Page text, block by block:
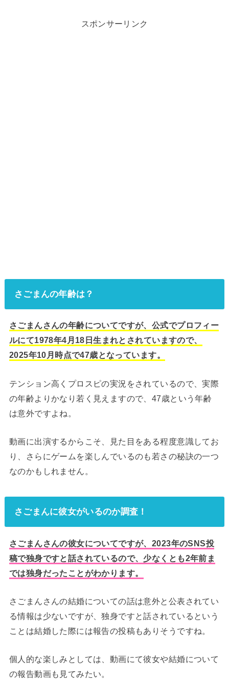
スポンサーリンク
さごまんの年齢は？
さごまんさんの年齢についてですが、公式でプロフィー
ルにて1978年4月18日生まれとされていますので、
2025年10月時点で47歳となっています。
テンション高くプロスピの実況をされているので、実際
の年齢よりかなり若く見えますので、47歳という年齢
は意外ですよね。
動画に出演するからこそ、見た目をある程度意識してお
り、さらにゲームを楽しんでいるのも若さの秘訣の一つ
なのかもしれません。
さごまんに彼女がいるのか調査！
さごまんさんの彼女についてですが、2023年のSNS投
稿で独身ですと話されているので、少なくとも2年前ま
では独身だったことがわかります。
さごまんさんの結婚についての話は意外と公表されてい
る情報は少ないですが、独身ですと話されているという
ことは結婚した際には報告の投稿もありそうですね。
個人的な楽しみとしては、動画にて彼女や結婚について
の報告動画も見てみたい。